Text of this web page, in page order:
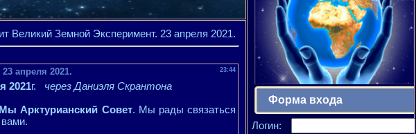
Великий Земной Эксперимент. 23 апреля 2021.
23:44
апреля 2021.
2021г.
через Даниэля Скрантона
Мы Арктурианский Совет. Мы рады связаться
Форма входа
Логин: